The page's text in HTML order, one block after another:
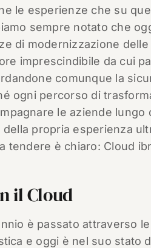
le esperienze che su
sempre notato che
di modernizzazione
imprescindibile da cui
comunque la
ogni percorso di
le aziende
propria esperienza
tendere è chiaro: Cloud
il Cloud
è passato attraverso
e oggi è nel suo stato